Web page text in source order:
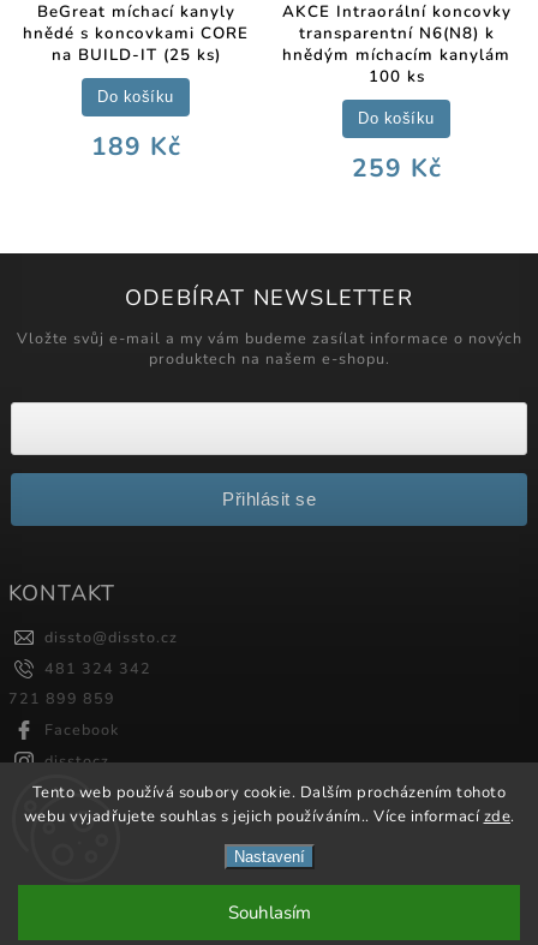
Tento web používá soubory cookie. Dalším procházením tohoto
webu vyjadřujete souhlas s jejich používáním.. Více informacízde.
Nastavení
Souhlasím
BeGreat míchací kanyly
hnědé s koncovkami CORE
na BUILD-IT (25 ks)
189 Kč
Do košíku
AKCE Intraorální koncovky
transparentní N6(N8) k
hnědým míchacím kanylám
100 ks
259 Kč
Do košíku
ODEBÍRAT NEWSLETTER
Vložte svůj e-mail a my vám budeme zasílat informace o nových
produktech na našem e-shopu.
Přihlásit se
KONTAKT
dissto@dissto.cz
481 324 342
721 899 859
Facebook
disstocz
Shoptet| Design